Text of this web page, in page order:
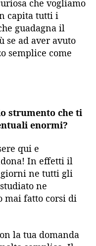
che vogliamo
capita tutti i
guadagna il
se ad aver avuto
semplice come
strumento che ti
enormi?
qui e
In effetti il
giorni ne tutti gli
ne
mai fatto corsi di
la tua domanda